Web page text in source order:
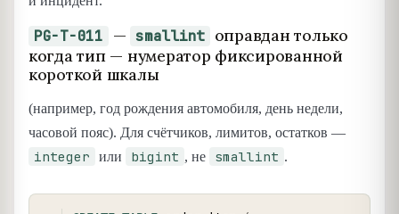
PG-T-011 — smallint оправдан только
когда тип — нумератор фиксированной
короткой шкалы
(например, год рождения автомобиля, день недели,
часовой пояс). Для счётчиков, лимитов, остатков —
integer или bigint , не smallint .